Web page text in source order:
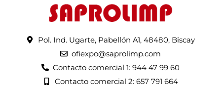
Pol. Ind. Ugarte, Pabellón A1, 48480, Biscay
ofiexpo@saprolimp.com
Contacto comercial 1: 944 47 99 60
Contacto comercial 2: 657 791 664